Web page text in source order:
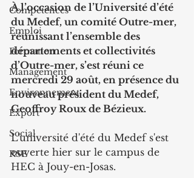
Compétences
Emploi
Formation
Management
Environnement
Export
Social
RSE
À l’occasion de l’Université d’été
du Medef, un comité Outre-mer,
réunissant l’ensemble des
départements et collectivités
d’Outre-mer, s’est réuni ce
mercredi 29 août, en présence du
nouveau président du Medef,
Geoffroy Roux de Bézieux.
L'université d'été du Medef s'est
ouverte hier sur le campus de
HEC à Jouy-en-Josas.